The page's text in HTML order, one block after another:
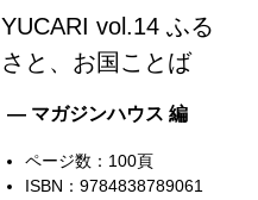
YUCARI vol.14 ふる
さと、お国ことば
— マガジンハウス 編
ページ数：100頁
ISBN：9784838789061